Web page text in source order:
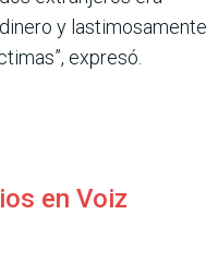
y lastimosamente
expresó.
en Voiz